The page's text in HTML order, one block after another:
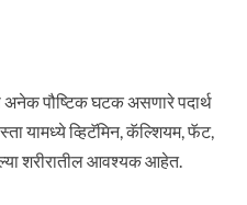
पौष्टिक घटक असणारे पदार्थ
यामध्ये व्हिटॅमिन, कॅल्शियम, फॅट,
शरीरातील आवश्यक आहेत.